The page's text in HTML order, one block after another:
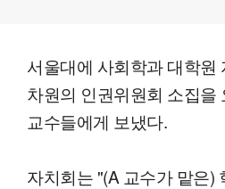
서울대에 사회학과 대학원
차원의 인권위원회 소집을
교수들에게 보냈다.
자치회는 "(A 교수가 맡은)